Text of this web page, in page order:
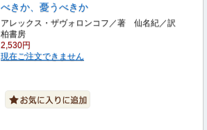
べきか、憂うべきか
アレックス・ザヴォロンコフ／著 仙名紀／訳
柏書房
2,530円
現在ご注文できません